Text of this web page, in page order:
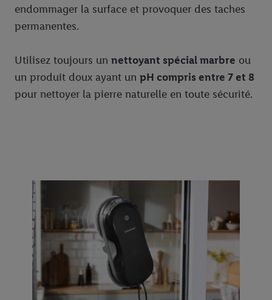
endommager la surface et provoquer des taches
permanentes.
Utilisez toujours un nettoyant spécial marbre ou
un produit doux ayant un pH compris entre 7 et 8
pour nettoyer la pierre naturelle en toute sécurité.